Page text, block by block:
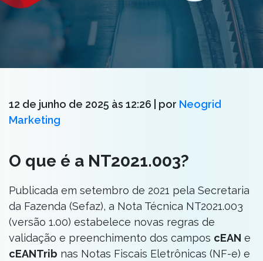
12 de junho de 2025 às 12:26 | por Neogrid
Marketing
O que é a NT2021.003?
Publicada em setembro de 2021 pela Secretaria
da Fazenda (Sefaz), a Nota Técnica NT2021.003
(versão 1.00) estabelece novas regras de
validação e preenchimento dos campos cEAN e
cEANTrib nas Notas Fiscais Eletrônicas (NF-e) e